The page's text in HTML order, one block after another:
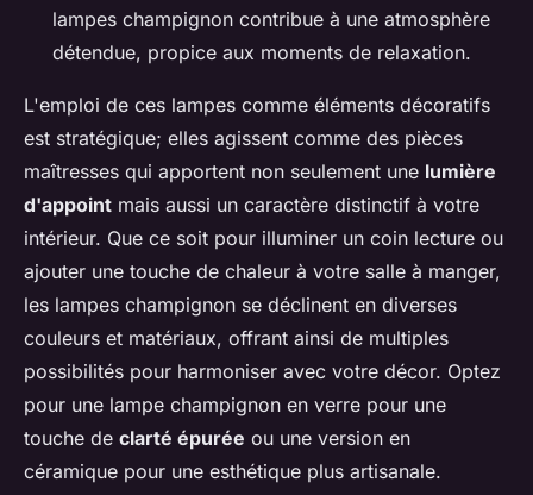
lampes champignon contribue à une atmosphère
détendue, propice aux moments de relaxation.
L'emploi de ces lampes comme éléments décoratifs
est stratégique; elles agissent comme des pièces
maîtresses qui apportent non seulement une lumière
d'appoint mais aussi un caractère distinctif à votre
intérieur. Que ce soit pour illuminer un coin lecture ou
ajouter une touche de chaleur à votre salle à manger,
les lampes champignon se déclinent en diverses
couleurs et matériaux, offrant ainsi de multiples
possibilités pour harmoniser avec votre décor. Optez
pour une lampe champignon en verre pour une
touche de clarté épurée ou une version en
céramique pour une esthétique plus artisanale.